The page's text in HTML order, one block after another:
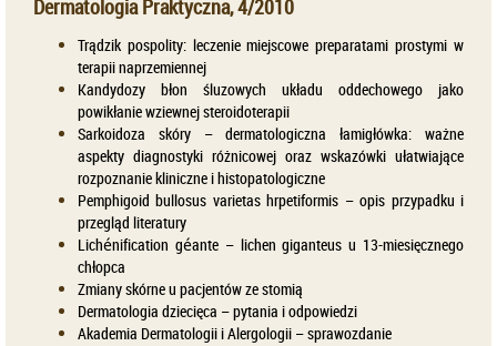
Dermatologia Praktyczna, 4/2010
Trądzik pospolity: leczenie miejscowe preparatami prostymi w
terapii naprzemiennej
Kandydozy błon śluzowych układu oddechowego jako
powikłanie wziewnej steroidoterapii
Sarkoidoza skóry – dermatologiczna łamigłówka: ważne
aspekty diagnostyki różnicowej oraz wskazówki ułatwiające
rozpoznanie kliniczne i histopatologiczne
Pemphigoid bullosus varietas hrpetiformis – opis przypadku i
przegląd literatury
Lichénification géante – lichen giganteus u 13-miesięcznego
chłopca
Zmiany skórne u pacjentów ze stomią
Dermatologia dziecięca – pytania i odpowiedzi
Akademia Dermatologii i Alergologii – sprawozdanie